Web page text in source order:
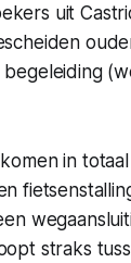
uit
in
straks